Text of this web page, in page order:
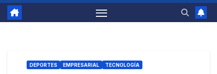
DEPORTES EMPRESARIAL TECNOLOGÍA